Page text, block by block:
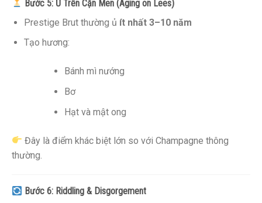
Bước 5: Ủ Trên Cặn Men (Aging on Lees)
Prestige Brut thường ủ ít nhất 3–10 năm
Tạo hương:
Bánh mì nướng
Bơ
Hạt và mật ong
Đây là điểm khác biệt lớn so với Champagne thông
thường.
Bước 6: Riddling & Disgorgement